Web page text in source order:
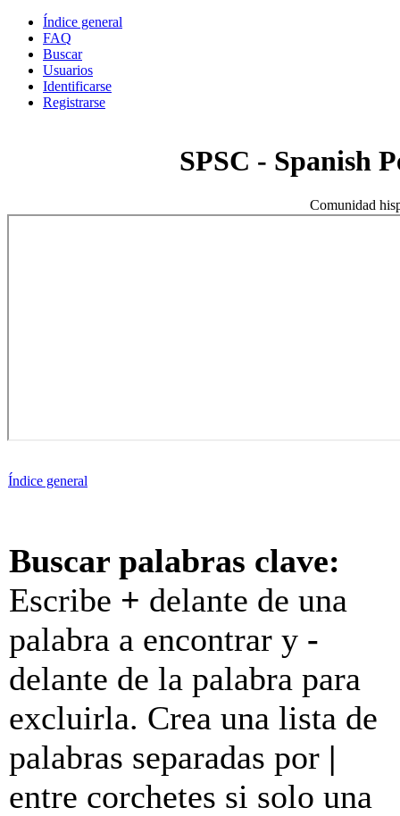
Índice general
FAQ
Buscar
Usuarios
Identificarse
Registrarse
SPSC - Spanish
Comunidad
Índice general
Buscar palabras clave:
Escribe + delante de una
palabra a encontrar y -
delante de la palabra para
excluirla. Crea una lista de
palabras separadas por |
entre corchetes si solo una